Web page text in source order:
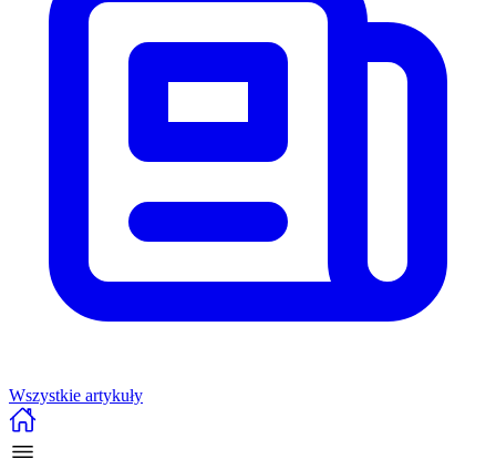
Wszystkie artykuły